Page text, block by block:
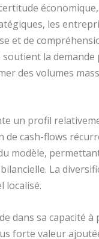
les
et de
la
des volumes
un profil
de cash-flows
modèle,
La
localisé.
dans sa capacité
forte valeur